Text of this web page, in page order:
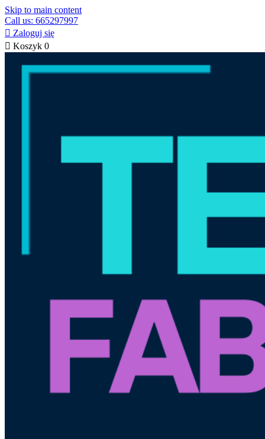
Skip to main content
Call us: 665297997
 Zaloguj się
 Koszyk 0